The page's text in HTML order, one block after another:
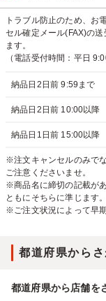
トラブル防止のため、お
セル確定メール(FAX)の
ます。
（電話受付時間：平日
納品日2日前 9:59まで
納品日2日前 10:00以降
納品日1日前 15:00以降
※注文キャンセルのみで
ご注意くださいませ。
※商品名に締切の記載が
ともにそちらに準じます。
※ご注文状況によって早
都道府県から
都道府県から店舗を